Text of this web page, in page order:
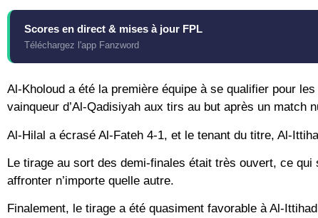
Scores en direct & mises à jour FPL
Téléchargez l'app Fanzword
Al-Kholoud a été la première équipe à se qualifier pour
vainqueur d’Al-Qadisiyah aux tirs au but après un match
Al-Hilal a écrasé Al-Fateh 4-1, et le tenant du titre, Al-
Le tirage au sort des demi-finales était très ouvert, ce
affronter n’importe quelle autre.
Finalement, le tirage a été quasiment favorable à Al-